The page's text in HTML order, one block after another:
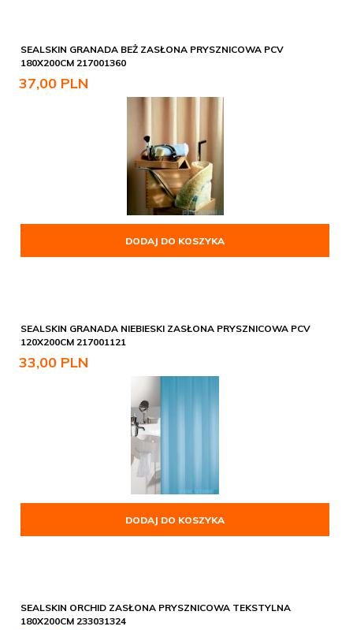
SEALSKIN GRANADA BEŻ ZASŁONA PRYSZNICOWA PCV
180X200CM 217001360
37,00 PLN
DODAJ DO KOSZYKA
SEALSKIN GRANADA NIEBIESKI ZASŁONA PRYSZNICOWA PCV
120X200CM 217001121
33,00 PLN
DODAJ DO KOSZYKA
SEALSKIN ORCHID ZASŁONA PRYSZNICOWA TEKSTYLNA
180X200CM 233031324